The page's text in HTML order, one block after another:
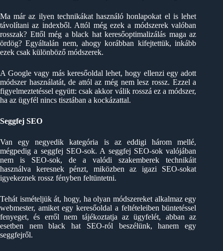
Ma már az ilyen technikákat használó honlapokat el is lehet
távolítani az indexből. Attól még ezek a módszerek valóban
rosszak? Ettől még a black hat keresőoptimalizálás maga az
ördög? Egyáltalán nem, ahogy korábban kifejtettük, inkább
ezek csak különböző módszerek.
A Google vagy más keresőoldal lehet, hogy ellenzi egy adott
módszer használatát, de attól az még nem lesz rossz. Ezzel a
figyelmeztetéssel együtt: csak akkor válik rosszá ez a módszer,
ha az ügyfél nincs tisztában a kockázattal.
Seggfej SEO
Van egy negyedik kategória is az eddigi három mellé,
mégpedig a seggfej SEO-sok. A seggfej SEO-sok valójában
nem is SEO-sok, de a valódi szakemberek technikáit
használva keresnek pénzt, miközben az igazi SEO-sokat
igyekeznek rossz fényben feltüntetni.
Tehát ismételjük át, hogy, ha olyan módszereket alkalmaz egy
webmester, amiket egy keresőoldal a feltételeiben büntetéssel
fenyeget, és erről nem tájékoztatja az ügyfelét, abban az
esetben nem black hat SEO-ról beszélünk, hanem egy
seggfejről.